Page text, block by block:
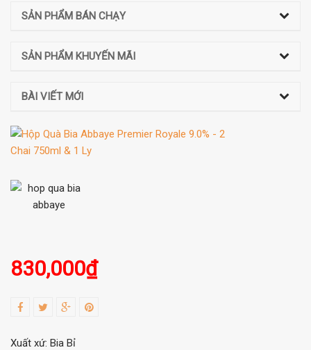
SẢN PHẨM BÁN CHẠY
SẢN PHẨM KHUYẾN MÃI
BÀI VIẾT MỚI
830,000₫
Xuất xứ: Bia Bỉ